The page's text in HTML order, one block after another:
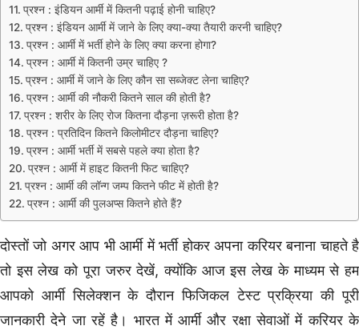
प्रश्न : इंडियन आर्मी में कितनी पढ़ाई होनी चाहिए?
प्रश्न : इंडियन आर्मी में जाने के लिए क्या-क्या तैयारी करनी चाहिए?
प्रश्न : आर्मी में भर्ती होने के लिए क्या करना होगा?
प्रश्न : आर्मी में कितनी उम्र चाहिए ?
प्रश्न : आर्मी में जाने के लिए कौन सा सब्जेक्ट लेना चाहिए?
प्रश्न : आर्मी की नौकरी कितने साल की होती है?
प्रश्न : शरीर के लिए रोज कितना दौड़ना ज़रूरी होता है?
प्रश्न : प्रतिदिन कितने किलोमीटर दौड़ना चाहिए?
प्रश्न : आर्मी भर्ती में सबसे पहले क्या होता है?
प्रश्न : आर्मी में हाइट कितनी फिट चाहिए?
प्रश्न : आर्मी की लॉन्ग जम्प कितने फीट में होती है?
प्रश्न : आर्मी की पुलअप्स कितने होते हैं?
दोस्तों जो अगर आप भी आर्मी में भर्ती होकर अपना करियर बनाना चाहते है
तो इस लेख को पूरा जरुर देखें, क्योंकि आज इस लेख के माध्यम से हम
आपको आर्मी सिलेक्शन के दौरान फिजिकल टेस्ट प्रक्रिया की पूरी
जानकारी देने जा रहें है। भारत में आर्मी और रक्षा सेवाओं में करियर के